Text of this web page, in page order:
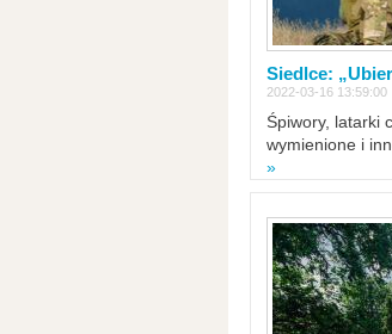
Siedlce:
2022-03-16 13:59:00
Śpiwory, latarki
wymienione i
»